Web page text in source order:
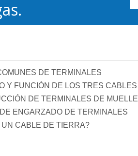
DE TERMINALES
DE TERMINALES DE MUELLE
ENGARZADO DE TERMINALES
CABLE DE TIERRA?